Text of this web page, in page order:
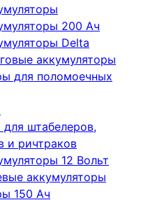
200 Ач
Delta
аккумуляторы
для поломоечных
штабелеров,
и ричтраков
12 Вольт
аккумуляторы
150 Ач